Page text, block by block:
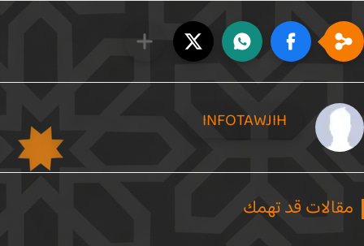
INFOTAWJIH
قد تهمك